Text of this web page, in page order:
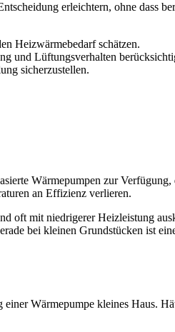
erleichtern, ohne dass
Heizwärmebedarf schätzen.
und Lüftungsverhalten
sicherzustellen.
Wärmepumpen zur
an Effizienz verlieren.
oft mit niedrigerer Heizleistung
bei kleinen Grundstücken ist
Wärmepumpe kleines Haus.